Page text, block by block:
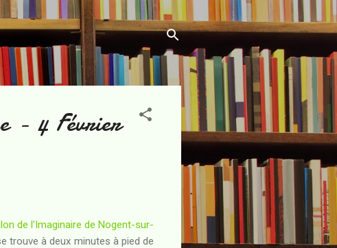
- 4 Février
de l'Imaginaire de Nogent-sur-
trouve à deux minutes à pied de